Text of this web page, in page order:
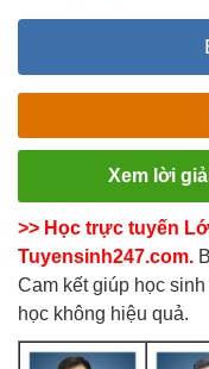
Xem lời
>> Học trực tuyến
Tuyensinh247.com.
Cam kết giúp học
học không hiệu quả.